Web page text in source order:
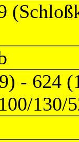
- 624
130/